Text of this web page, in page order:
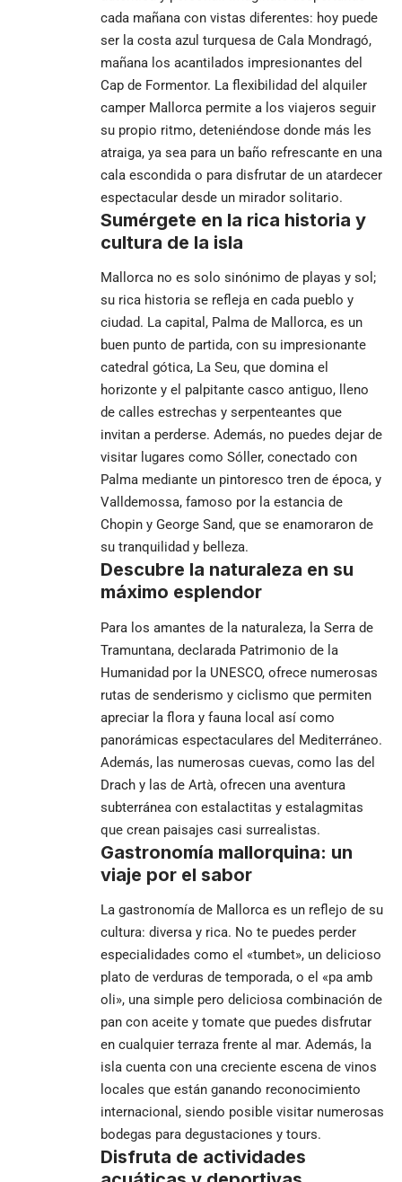
cada mañana con vistas diferentes: hoy puede
ser la costa azul turquesa de Cala Mondragó,
mañana los acantilados impresionantes del
Cap de Formentor. La flexibilidad del alquiler
camper Mallorca permite a los viajeros seguir
su propio ritmo, deteniéndose donde más les
atraiga, ya sea para un baño refrescante en una
cala escondida o para disfrutar de un atardecer
espectacular desde un mirador solitario.
Sumérgete en la rica historia y
cultura de la isla
Mallorca no es solo sinónimo de playas y sol;
su rica historia se refleja en cada pueblo y
ciudad. La capital, Palma de Mallorca, es un
buen punto de partida, con su impresionante
catedral gótica, La Seu, que domina el
horizonte y el palpitante casco antiguo, lleno
de calles estrechas y serpenteantes que
invitan a perderse. Además, no puedes dejar de
visitar lugares como Sóller, conectado con
Palma mediante un pintoresco tren de época, y
Valldemossa, famoso por la estancia de
Chopin y George Sand, que se enamoraron de
su tranquilidad y belleza.
Descubre la naturaleza en su
máximo esplendor
Para los amantes de la naturaleza, la Serra de
Tramuntana, declarada Patrimonio de la
Humanidad por la UNESCO, ofrece numerosas
rutas de senderismo y ciclismo que permiten
apreciar la flora y fauna local así como
panorámicas espectaculares del Mediterráneo.
Además, las numerosas cuevas, como las del
Drach y las de Artà, ofrecen una aventura
subterránea con estalactitas y estalagmitas
que crean paisajes casi surrealistas.
Gastronomía mallorquina: un
viaje por el sabor
La gastronomía de Mallorca es un reflejo de su
cultura: diversa y rica. No te puedes perder
especialidades como el «tumbet», un delicioso
plato de verduras de temporada, o el «pa amb
oli», una simple pero deliciosa combinación de
pan con aceite y tomate que puedes disfrutar
en cualquier terraza frente al mar. Además, la
isla cuenta con una creciente escena de vinos
locales que están ganando reconocimiento
internacional, siendo posible visitar numerosas
bodegas para degustaciones y tours.
Disfruta de actividades